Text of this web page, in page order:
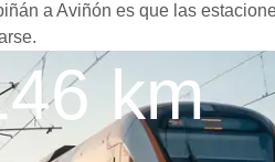
a Aviñón es que las
km